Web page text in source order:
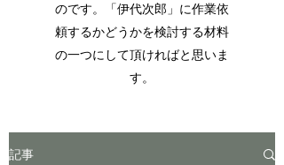
のです。「伊代次郎」に作業依
頼するかどうかを検討する材料
の一つにして頂ければと思いま
す。
記事